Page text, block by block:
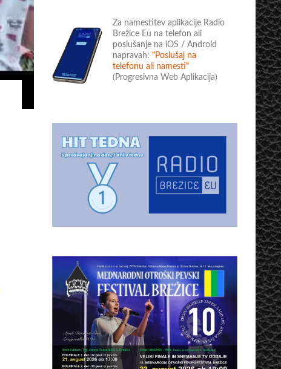
Za namestitev aplikacije Radio
Brežice Eu na telefon ali
poslušanje na iOS / Android
napravah: "Poslušaj na
telefonu ali namesti"
(Progresivna Web Aplikacija)